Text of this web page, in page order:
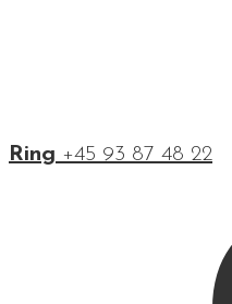
Ring +45 93 87 48 22